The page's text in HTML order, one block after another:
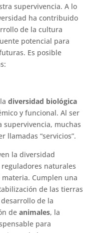
supervivencia. A lo
ha contribuido
de la cultura
potencial para
Es posible
diversidad biológica
y funcional. Al ser
muchas
llamadas “servicios”.
la diversidad
naturales
Cumplen una
de las tierras
de la
de animales, la
para